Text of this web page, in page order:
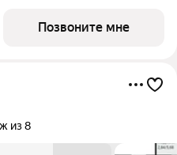
1. Сочетание проверенных
Позвоните мне
из 8